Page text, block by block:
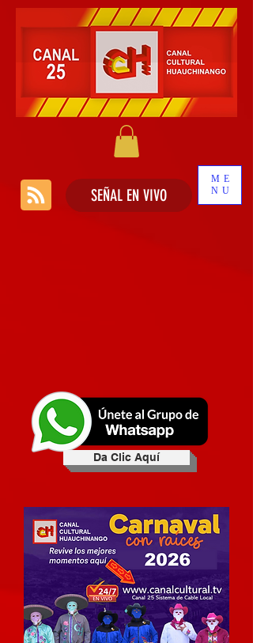
ME
NU
SEÑAL EN VIVO
Da Clic Aquí